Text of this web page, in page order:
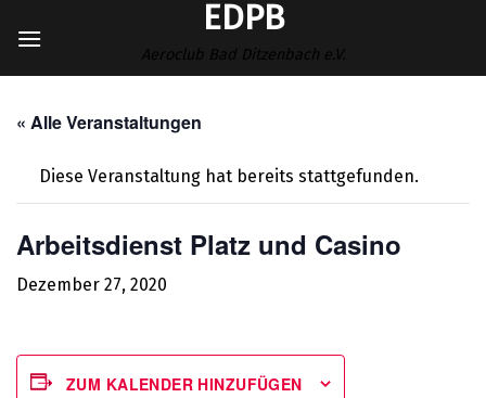
Inhalt
EDPB
Aeroclub Bad Ditzenbach e.V.
« Alle Veranstaltungen
Diese Veranstaltung hat bereits stattgefunden.
Arbeitsdienst Platz und Casino
Dezember 27, 2020
ZUM KALENDER HINZUFÜGEN